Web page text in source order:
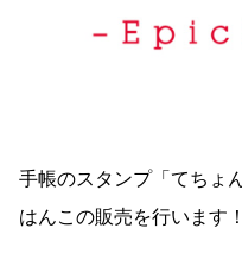
手帳のスタンプ「てちょ
はんこの販売を行います！